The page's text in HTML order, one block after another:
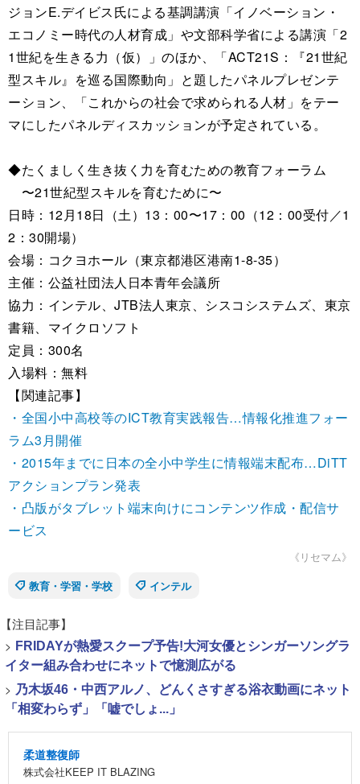
ジョンE.デイビス氏による基調講演「イノベーション・
エコノミー時代の人材育成」や文部科学省による講演「2
1世紀を生きる力（仮）」のほか、「ACT21S：『21世紀
型スキル』を巡る国際動向」と題したパネルプレゼンテ
ーション、「これからの社会で求められる人材」をテー
マにしたパネルディスカッションが予定されている。
◆たくましく生き抜く力を育むための教育フォーラム
〜21世紀型スキルを育むために〜
日時：12月18日（土）13：00〜17：00（12：00受付／1
2：30開場）
会場：コクヨホール（東京都港区港南1-8-35）
主催：公益社団法人日本青年会議所
協力：インテル、JTB法人東京、シスコシステムズ、東京
書籍、マイクロソフト
定員：300名
入場料：無料
【関連記事】
・全国小中高校等のICT教育実践報告…情報化推進フォー
ラム3月開催
・2015年までに日本の全小中学生に情報端末配布…DiTT
アクションプラン発表
・凸版がタブレット端末向けにコンテンツ作成・配信サ
ービス
《リセマム》
教育・学習・学校
インテル
【注目記事】
> FRIDAYが熱愛スクープ予告!大河女優とシンガーソングラ
イター組み合わせにネットで憶測広がる
> 乃木坂46・中西アルノ、どんくさすぎる浴衣動画にネット
「相変わらず」「嘘でしょ...」
柔道整復師
株式会社KEEP IT BLAZING